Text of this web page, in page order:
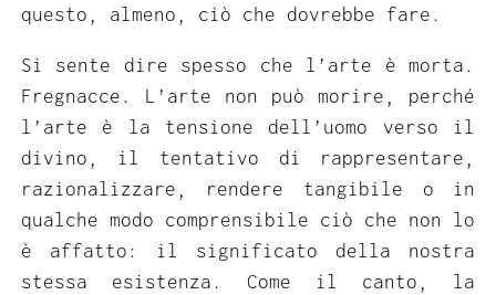
questo, almeno, ciò che dovrebbe fare.
Si sente dire spesso che l’arte è morta.
Fregnacce. L’arte non può morire, perché
l’arte è la tensione dell’uomo verso il
divino, il tentativo di rappresentare,
razionalizzare, rendere tangibile o in
qualche modo comprensibile ciò che non lo
è affatto: il significato della nostra
stessa esistenza. Come il canto, la